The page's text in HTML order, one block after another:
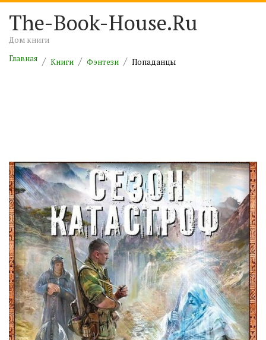
The-Book-House.Ru
Дом книги
Главная
Книги Фэнтези Попаданцы